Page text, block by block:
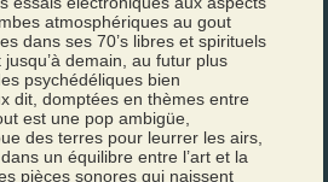
atmosphériques au gout
dans ses 70’s libres et spirituels
demain, au futur plus
psychédéliques bien
dit, domptées en thèmes entre
est une pop ambigüe,
des terres pour leurrer les airs,
un équilibre entre l’art et la
pièces sonores qui naissent